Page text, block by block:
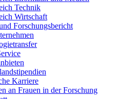
Technik
Wirtschaft
Forschungsbericht
Karriere
an Frauen in der Forschung